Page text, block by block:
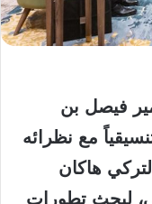
فيصل بن
مع نظرائه
هاكان
لبحث تطورات